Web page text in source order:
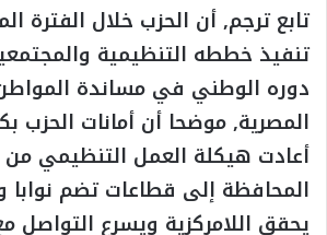
تابع ترجم, أن الحزب خلال الفترة
تنفيذ خططه التنظيمية
دوره الوطني في مساندة
المصرية, موضحا أن أمانات الحزب
أعادت هيكلة العمل التنظيمي
المحافظة إلى قطاعات تضم نوابا
يحقق اللامركزية ويسرع التواصل